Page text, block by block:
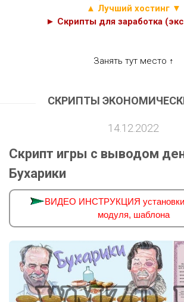
▲ Лучший хостинг ▼
► Скрипты для заработка
Занять тут место ↑
СКРИПТЫ
14.12.2022
Скрипт игры с выводом
Бухарики
ВИДЕО ИНСТРУКЦИЯ установки
модуля, шаблона